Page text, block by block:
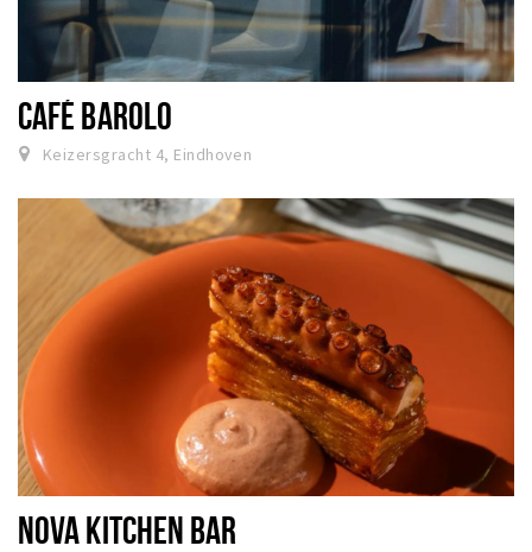
CAFÉ BAROLO
Keizersgracht 4, Eindhoven
NOVA KITCHEN BAR